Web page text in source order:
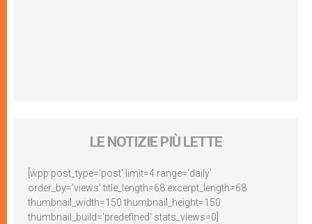
LE NOTIZIE PIÙ LETTE
[wpp post_type='post' limit=4 range='daily'
order_by='views' title_length=68 excerpt_length=68
thumbnail_width=150 thumbnail_height=150
thumbnail_build='predefined' stats_views=0]